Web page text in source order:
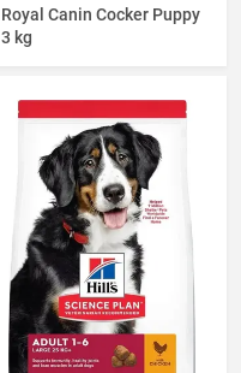
Royal Canin Cocker Puppy
3 kg